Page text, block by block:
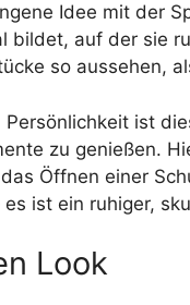
Idee mit der
bildet, auf der sie
so aussehen,
ist
zu genießen.
Öffnen einer
ist ein ruhiger,
Look